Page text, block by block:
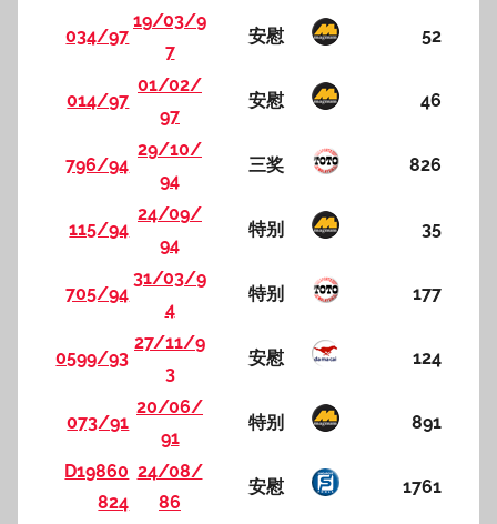
034/97
19/03/9
7
安慰 52
014/97
01/02/
97
安慰 46
796/94
29/10/
94
三奖 826
115/94
24/09/
94
特别 35
705/94
31/03/9
4
特别 177
0599/93
27/11/9
3
安慰 124
073/91
20/06/
91
特别 891
D19860
824
24/08/
86
安慰 1761